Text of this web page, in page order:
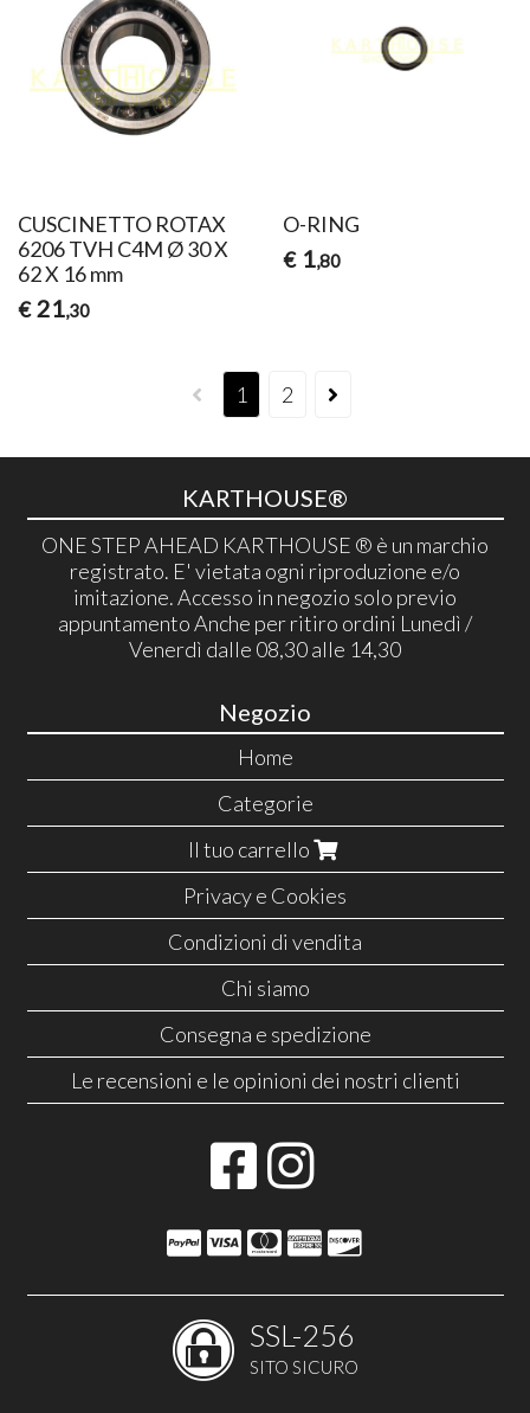
CUSCINETTO ROTAX
6206 TVH C4M Ø 30 X
62 X 16 mm
€ 21,30
O-RING
€ 1,80
1 2
KARTHOUSE®
ONE STEP AHEAD KARTHOUSE ® è un marchio
registrato. E' vietata ogni riproduzione e/o
imitazione. Accesso in negozio solo previo
appuntamento Anche per ritiro ordini Lunedì /
Venerdì dalle 08,30 alle 14,30
Negozio
Home
Categorie
Il tuo carrello
Privacy e Cookies
Condizioni di vendita
Chi siamo
Consegna e spedizione
Le recensioni e le opinioni dei nostri clienti
SSL-256
SITO SICURO